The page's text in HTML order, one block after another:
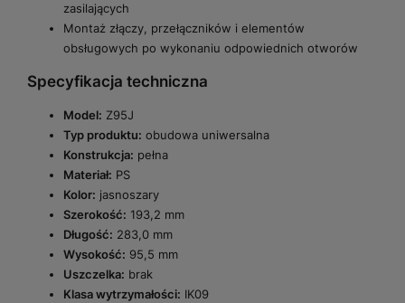
zasilających
Montaż złączy, przełączników i elementów
obsługowych po wykonaniu odpowiednich otworów
Specyfikacja techniczna
Model: Z95J
Typ produktu: obudowa uniwersalna
Konstrukcja: pełna
Materiał: PS
Kolor: jasnoszary
Szerokość: 193,2 mm
Długość: 283,0 mm
Wysokość: 95,5 mm
Uszczelka: brak
Klasa wytrzymałości: IK09